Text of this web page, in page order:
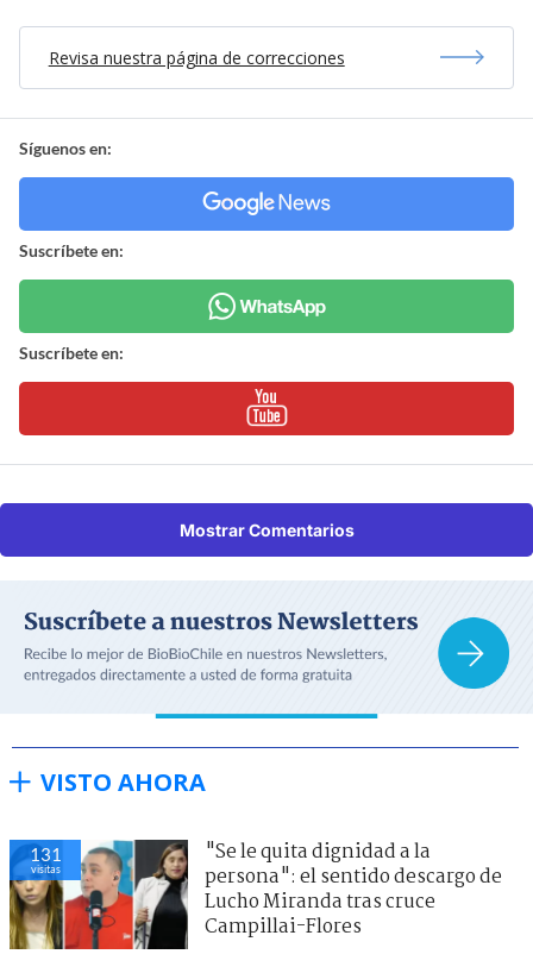
Revisa nuestra página de correcciones
Síguenos en:
Suscríbete en:
Suscríbete en:
Mostrar Comentarios
VISTO AHORA
131
visitas
"Se le quita dignidad a la
persona": el sentido descargo de
Lucho Miranda tras cruce
Campillai-Flores